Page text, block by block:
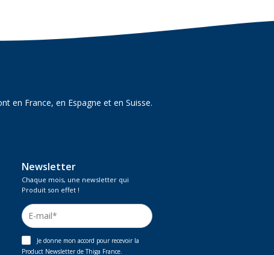
en France, en Espagne et en Suisse.
Newsletter
Chaque mois, une newsletter qui
Produit son effet !
Je donne mon accord pour recevoir la
Product Newsletter de Thiga France.